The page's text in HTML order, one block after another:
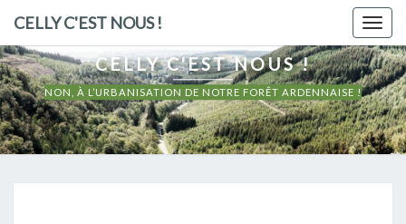
CELLY C'EST NOUS !
CELLY C'EST NOUS !
NON, À L’URBANISATION DE NOTRE FORÊT ARDENNAISE !